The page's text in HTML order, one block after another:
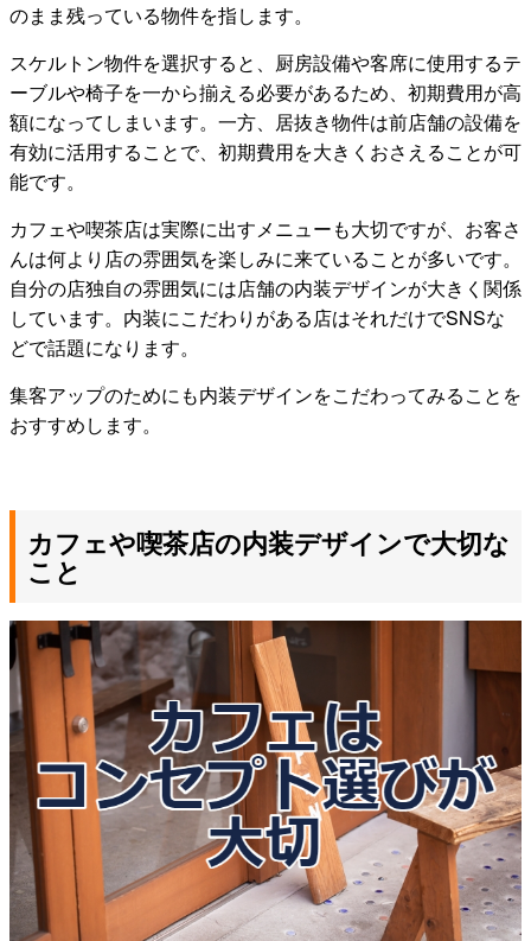
のまま残っている物件を指します。
スケルトン物件を選択すると、厨房設備や客席に使用するテ
ーブルや椅子を一から揃える必要があるため、初期費用が高
額になってしまいます。一方、居抜き物件は前店舗の設備を
有効に活用することで、初期費用を大きくおさえることが可
能です。
カフェや喫茶店は実際に出すメニューも大切ですが、お客さ
んは何より店の雰囲気を楽しみに来ていることが多いです。
自分の店独自の雰囲気には店舗の内装デザインが大きく関係
しています。内装にこだわりがある店はそれだけでSNSな
どで話題になります。
集客アップのためにも内装デザインをこだわってみることを
おすすめします。
カフェや喫茶店の内装デザインで大切な
こと